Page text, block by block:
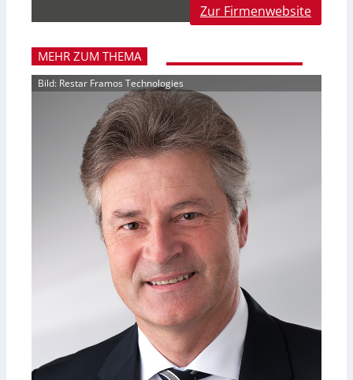
Zur Firmenwebsite
MEHR ZUM THEMA
Bild: Restar Framos Technologies